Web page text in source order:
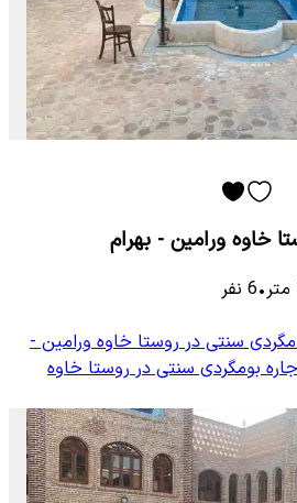
خاوه ورامین - بهرام
متر•
6 نفر
سنتی در روستا خاوه ورامین -
بومگردی سنتی در روستا خاوه